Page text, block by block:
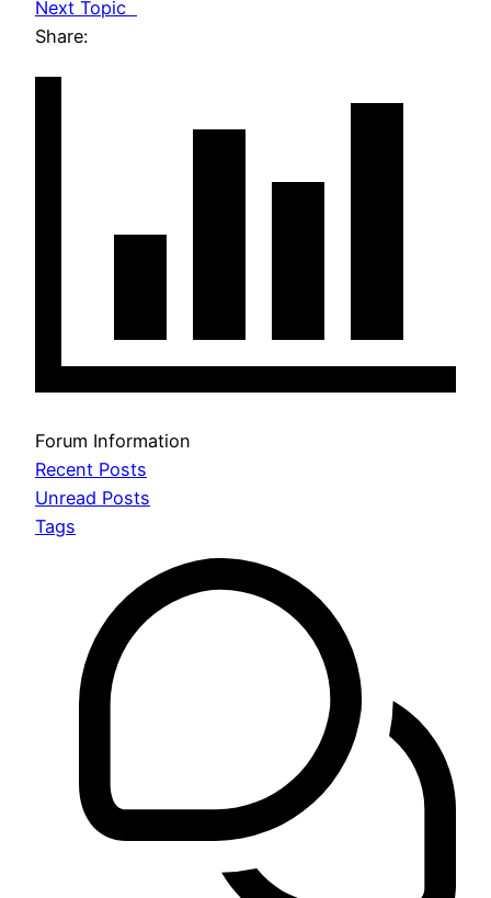
Next Topic
Share:
Forum Information
Recent Posts
Unread Posts
Tags